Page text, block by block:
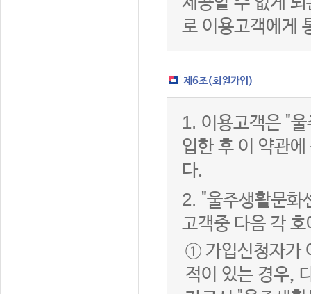
로 이용고객에게
제6조(회원가입)
1. 이용고객은 "
입한 후 이 약관
다.
2. "울주생활문화
고객중 다음 각
① 가입신청자가
적이 있는 경우,